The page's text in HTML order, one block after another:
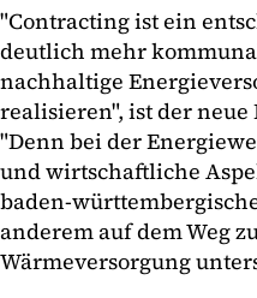
"Contracting ist ein
deutlich mehr
nachhaltige
realisieren", ist der
"Denn bei der
und wirtschaftliche
baden-
anderem auf dem Weg
Wärmeversorgung